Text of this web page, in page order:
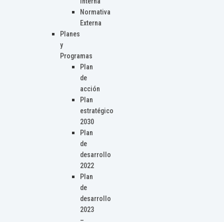
Normativa
Externa
Planes
y
Programas
Plan
de
acción
Plan
estratégico
2030
Plan
de
desarrollo
2022
Plan
de
desarrollo
2023